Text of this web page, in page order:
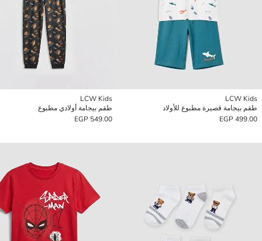
LCW Kids
طقم بيجامة قصيرة مطبوع للأولاد
499.00 EGP
LCW Kids
طقم بيجامة أولادي مطبوع
549.00 EGP